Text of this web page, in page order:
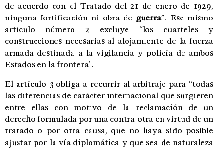
de acuerdo con el Tratado del 21 de enero de 1929,
ninguna fortificación ni obra de guerra”. Ese mismo
artículo número 2 excluye “los cuarteles y
construcciones necesarias al alojamiento de la fuerza
armada destinada a la vigilancia y policía de ambos
Estados en la frontera”.
El artículo 3 obliga a recurrir al arbitraje para “todas
las diferencias de carácter internacional que surgieren
entre ellas con motivo de la reclamación de un
derecho formulada por una contra otra en virtud de un
tratado o por otra causa, que no haya sido posible
ajustar por la vía diplomática y que sea de naturaleza